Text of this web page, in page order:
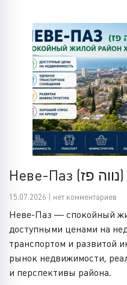
Неве-Паз (נווה פז)
15.07.2026 | нет комментариев
Неве-Паз — спокойный
доступными ценами на
транспортом и развитой
рынок недвижимости,
и перспективы района.